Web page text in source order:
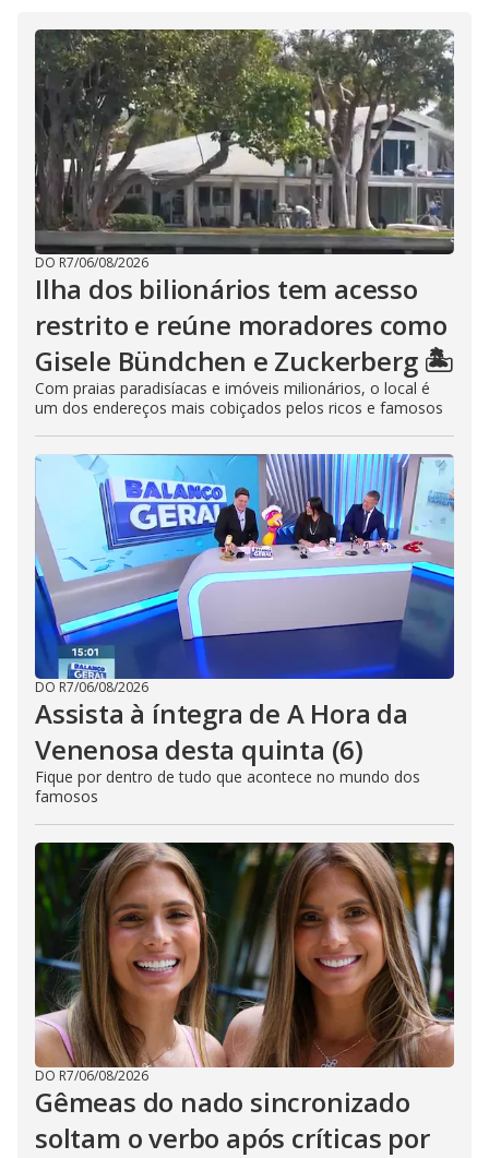
DO R7/06/08/2026
Ilha dos bilionários tem acesso
restrito e reúne moradores como
Gisele Bündchen e Zuckerberg 🏝️
Com praias paradisíacas e imóveis milionários, o local é
um dos endereços mais cobiçados pelos ricos e famosos
DO R7/06/08/2026
Assista à íntegra de A Hora da
Venenosa desta quinta (6)
Fique por dentro de tudo que acontece no mundo dos
famosos
DO R7/06/08/2026
Gêmeas do nado sincronizado
soltam o verbo após críticas por